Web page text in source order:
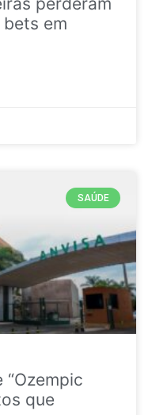
em
SAÚDE
“Ozempic
que